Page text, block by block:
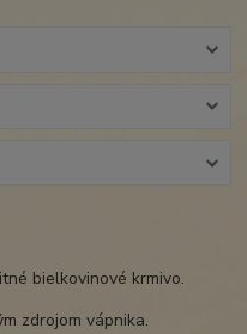
bielkovinové krmivo.
zdrojom vápnika.